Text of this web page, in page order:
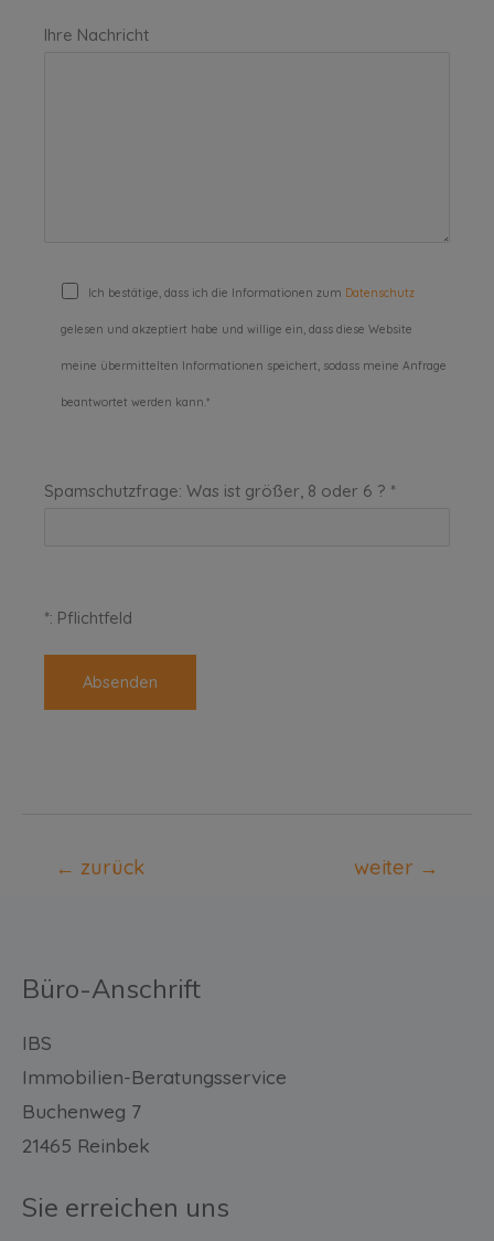
Ihre Nachricht
Ich bestätige, dass ich die Informationen zum Datenschutz
gelesen und akzeptiert habe und willige ein, dass diese Website
meine übermittelten Informationen speichert, sodass meine Anfrage
beantwortet werden kann.*
Spamschutzfrage: Was ist größer, 8 oder 6 ? *
*: Pflichtfeld
← zurück weiter →
Büro-Anschrift
IBS
Immobilien-Beratungsservice
Buchenweg 7
21465 Reinbek
Sie erreichen uns